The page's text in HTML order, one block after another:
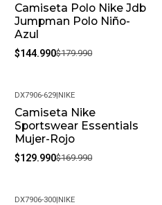
-19%
Camiseta Polo Nike Jdb
Jumpman Polo Niño-
Azul
$144.990$179.990
-24%
DX7906-629|NIKE
Camiseta Nike
Sportswear Essentials
Mujer-Rojo
$129.990$169.990
DX7906-300|NIKE